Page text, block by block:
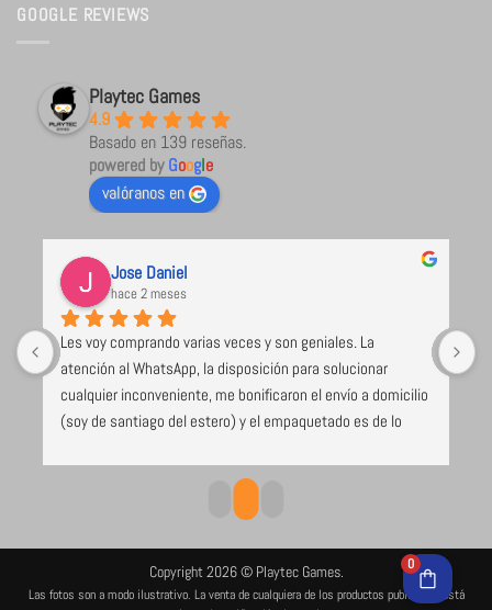
GOOGLE REVIEWS
Playtec Games
4.9
Basado en 139 reseñas.
powered byGoogle
valóranos en
Jose Daniel
hace 2 meses
Les voy comprando varias veces y son geniales. La
atención al WhatsApp, la disposición para solucionar
cualquier inconveniente, me bonificaron el envío a domicilio
(soy de santiago del estero) y el empaquetado es de lo
Copyright 2026 © Playtec Games.
Las fotos son a modo ilustrativo. La venta de cualquiera de los productos publicados está
0